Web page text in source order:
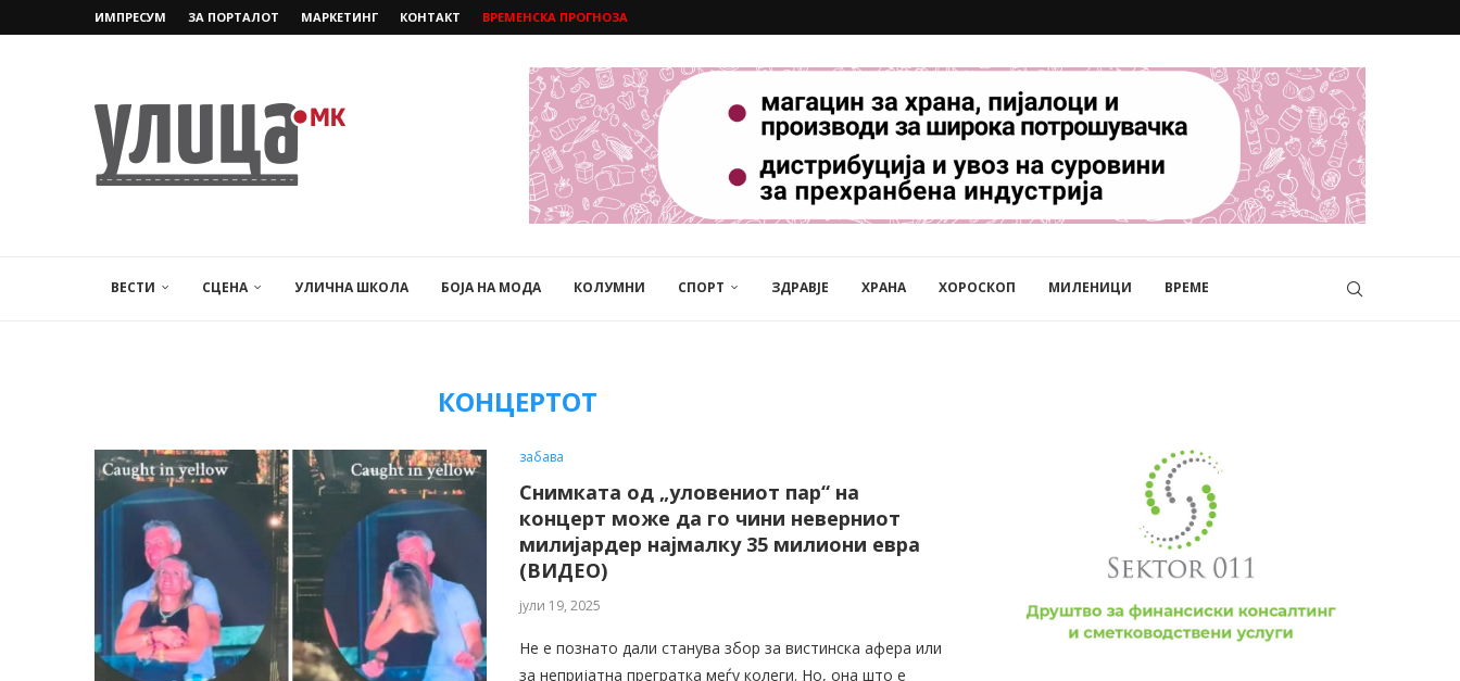
ИМПРЕСУМ ЗА ПОРТАЛОТ МАРКЕТИНГ КОНТАКТ ВРЕМЕНСКА ПРОГНОЗА
ВЕСТИ СЦЕНА УЛИЧНА ШКОЛА БОЈА НА МОДА КОЛУМНИ СПОРТ ЗДРАВЈЕ ХРАНА ХОРОСКОП МИЛЕНИЦИ ВРЕМЕ
КОНЦЕРТОТ
забава
Снимката од „уловениот пар“ на
концерт може да го чини неверниот
милијардер најмалку 35 милиони евра
(ВИДЕО)
јули 19, 2025
Не е познато дали станува збор за вистинска афера или
за непријатна прегратка меѓу колеги. Но, она што е